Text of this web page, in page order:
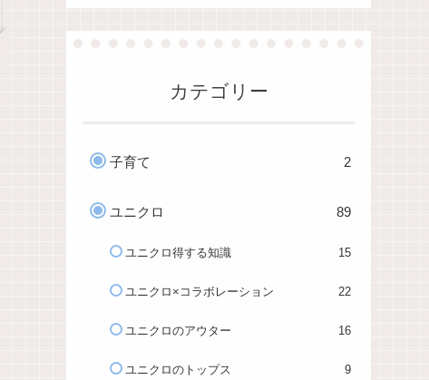
カテゴリー
子育て 2
ユニクロ 89
ユニクロ得する知識 15
ユニクロ×コラボレーション 22
ユニクロのアウター 16
ユニクロのトップス 9